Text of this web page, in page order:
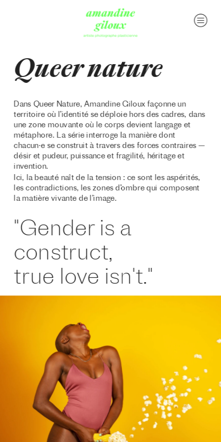
Queer nature
Dans Queer Nature, Amandine Giloux façonne un
territoire où l’identité se déploie hors des cadres, dans
une zone mouvante où le corps devient langage et
métaphore. La série interroge la manière dont
chacun·e se construit à travers des forces contraires —
désir et pudeur, puissance et fragilité, héritage et
invention.
Ici, la beauté naît de la tension : ce sont les aspérités,
les contradictions, les zones d’ombre qui composent
la matière vivante de l’image.
"Gender is a
construct,
true love isn't."